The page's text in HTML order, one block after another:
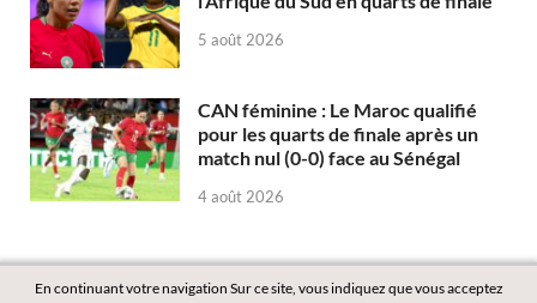
5 août 2026
CAN féminine : Le Maroc qualifié
pour les quarts de finale après un
match nul (0-0) face au Sénégal
4 août 2026
En continuant votre navigation Sur ce site, vous indiquez que vous acceptez